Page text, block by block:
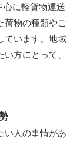
に軽貨物運送
荷物の種類やご
ています。地域
方にとって、
い人の事情があ